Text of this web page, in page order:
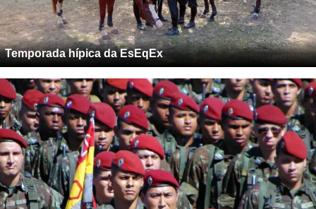
Temporada hípica da EsEqEx